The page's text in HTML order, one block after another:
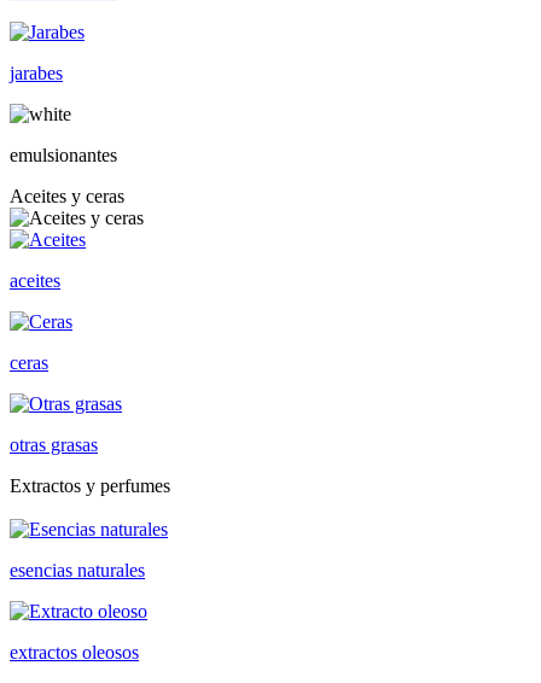
jarabes
emulsionantes
Aceites y ceras
aceites
ceras
otras grasas
Extractos y perfumes
esencias naturales
extractos oleosos